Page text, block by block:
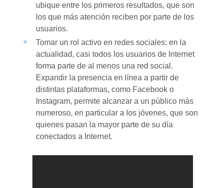
ubique entre los primeros resultados, que son
los que más atención reciben por parte de los
usuarios.
Tomar un rol activo en redes sociales: en la
actualidad, casi todos los usuarios de Internet
forma parte de al menos una red social.
Expandir la presencia en línea a partir de
distintas plataformas, como Facebook o
Instagram, permite alcanzar a un público más
numeroso, en particular a los jóvenes, que son
quienes pasan la mayor parte de su día
conectados a Internet.